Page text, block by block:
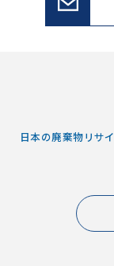
日本の廃棄物リサ